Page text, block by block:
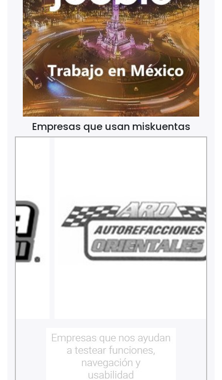
Empresas que usan miskuentas